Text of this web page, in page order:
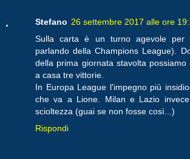
Stefano 26 settembre 2017 alle ore
Sulla carta è un turno agevole per
parlando della Champions League).
della prima giornata stavolta
a casa tre vittorie.
In Europa League l'impegno più
che va a Lione. Milan e Lazio
scioltezza (guai se non fosse così...)
Rispondi